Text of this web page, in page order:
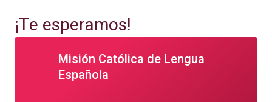
¡Te esperamos!
Misión Católica de Lengua
Española